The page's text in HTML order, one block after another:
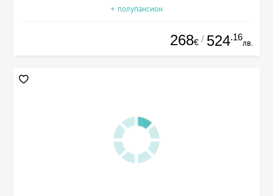
+ полупансион
268€ / 524.16
лв.